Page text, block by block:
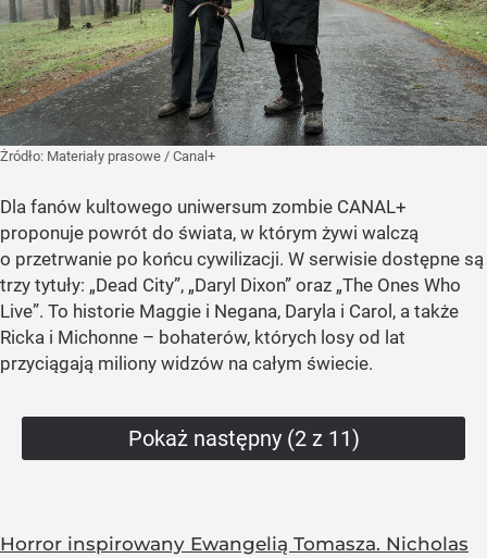
Żródło: Materiały prasowe / Canal+
Dla fanów kultowego uniwersum zombie CANAL+
proponuje powrót do świata, w którym żywi walczą
o przetrwanie po końcu cywilizacji. W serwisie dostępne są
trzy tytuły: „Dead City”, „Daryl Dixon” oraz „The Ones Who
Live”. To historie Maggie i Negana, Daryla i Carol, a także
Ricka i Michonne – bohaterów, których losy od lat
przyciągają miliony widzów na całym świecie.
Pokaż następny (2 z 11)
Horror inspirowany Ewangelią Tomasza. Nicholas